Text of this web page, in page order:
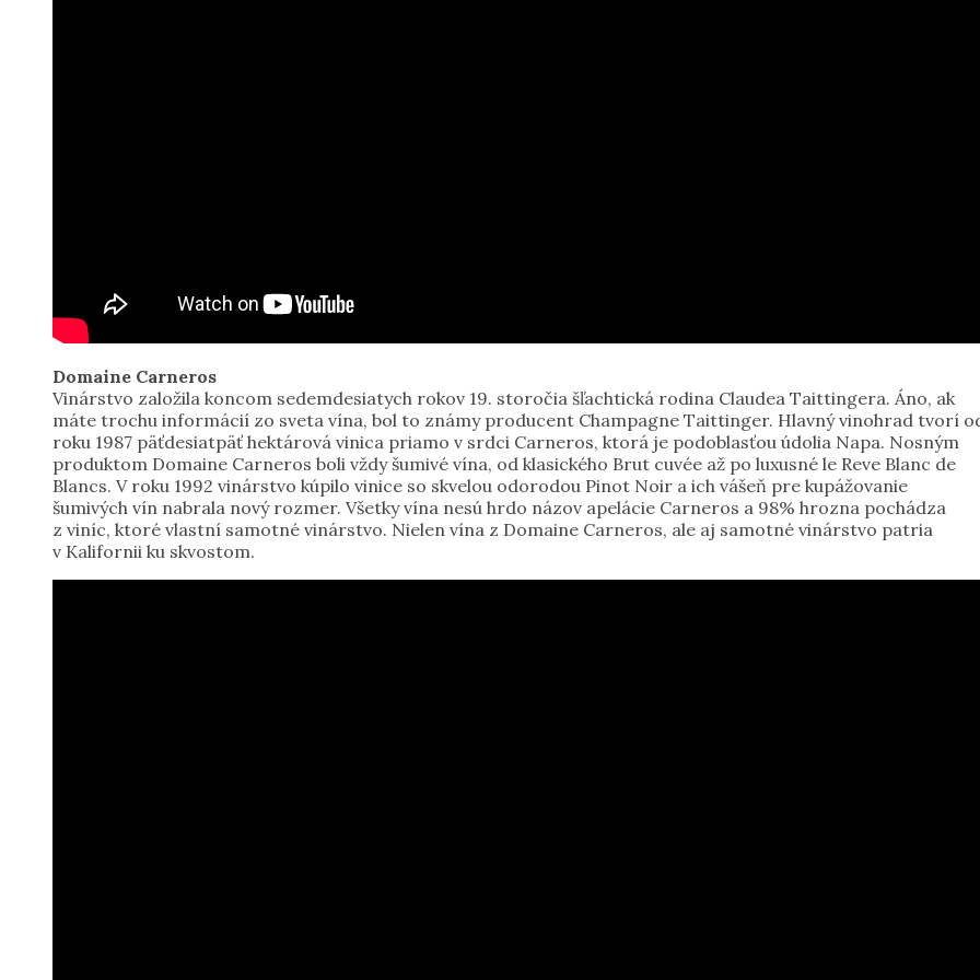
Domaine Carneros
Vinárstvo založila koncom sedemdesiatych rokov 19. storočia šľachtická rodina Claudea Taittingera. Áno, ak
máte trochu informácií zo sveta vína, bol to známy producent Champagne Taittinger. Hlavný vinohrad tvorí
roku 1987 päťdesiatpäť hektárová vinica priamo v srdci Carneros, ktorá je podoblasťou údolia Napa. Nosným
produktom Domaine Carneros boli vždy šumivé vína, od klasického Brut cuvée až po luxusné le Reve Blanc de
Blancs. V roku 1992 vinárstvo kúpilo vinice so skvelou odorodou Pinot Noir a ich vášeň pre kupážovanie
šumivých vín nabrala nový rozmer. Všetky vína nesú hrdo názov apelácie Carneros a 98% hrozna pochádza
z viníc, ktoré vlastní samotné vinárstvo. Nielen vína z Domaine Carneros, ale aj samotné vinárstvo patria
v Kalifornii ku skvostom.